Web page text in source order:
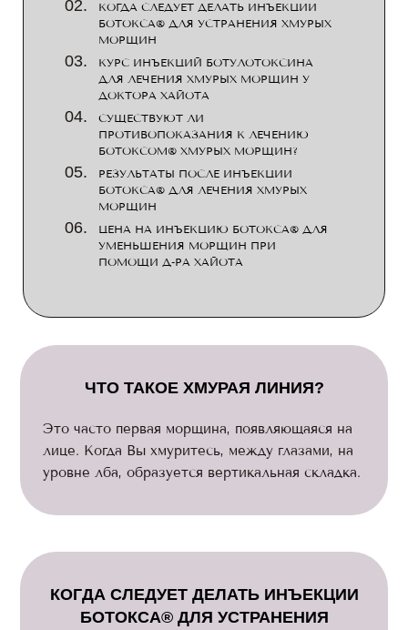
КОГДА СЛЕДУЕТ ДЕЛАТЬ ИНЪЕКЦИИ
БОТОКСА® ДЛЯ УСТРАНЕНИЯ ХМУРЫХ
МОРЩИН
КУРС ИНЪЕКЦИЙ БОТУЛОТОКСИНА
ДЛЯ ЛЕЧЕНИЯ ХМУРЫХ МОРЩИН У
ДОКТОРА ХАЙОТА
СУЩЕСТВУЮТ ЛИ
ПРОТИВОПОКАЗАНИЯ К ЛЕЧЕНИЮ
БОТОКСОМ® ХМУРЫХ МОРЩИН?
РЕЗУЛЬТАТЫ ПОСЛЕ ИНЪЕКЦИИ
БОТОКСА® ДЛЯ ЛЕЧЕНИЯ ХМУРЫХ
МОРЩИН
ЦЕНА НА ИНЪЕКЦИЮ БОТОКСА® ДЛЯ
УМЕНЬШЕНИЯ МОРЩИН ПРИ
ПОМОЩИ Д-РА ХАЙОТА
ЧТО ТАКОЕ ХМУРАЯ ЛИНИЯ?
Это часто первая морщина, появляющаяся на
лице. Когда Вы хмуритесь, между глазами, на
уровне лба, образуется вертикальная складка.
КОГДА СЛЕДУЕТ ДЕЛАТЬ ИНЪЕКЦИИ
БОТОКСА® ДЛЯ УСТРАНЕНИЯ